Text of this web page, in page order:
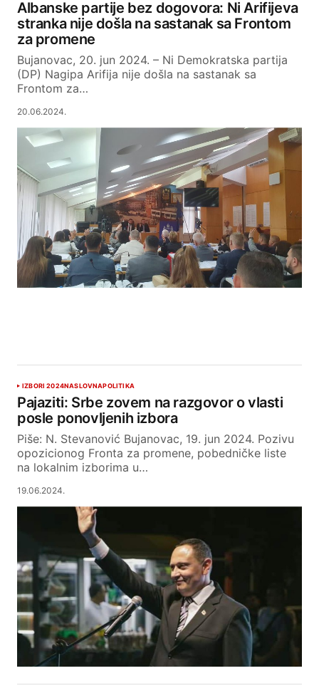
Albanske partije bez dogovora: Ni Arifijeva
stranka nije došla na sastanak sa Frontom
za promene
Bujanovac, 20. jun 2024. – Ni Demokratska partija
(DP) Nagipa Arifija nije došla na sastanak sa
Frontom za…
20.06.2024.
IZBORI 2024NASLOVNAPOLITIKA
Pajaziti: Srbe zovem na razgovor o vlasti
posle ponovljenih izbora
Piše: N. Stevanović Bujanovac, 19. jun 2024. Pozivu
opozicionog Fronta za promene, pobedničke liste
na lokalnim izborima u…
19.06.2024.